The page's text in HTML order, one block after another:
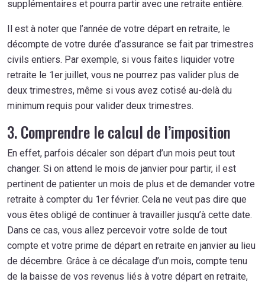
supplémentaires et pourra partir avec une retraite entière.
Il est à noter que l’année de votre départ en retraite, le
décompte de votre durée d’assurance se fait par trimestres
civils entiers. Par exemple, si vous faites liquider votre
retraite le 1er juillet, vous ne pourrez pas valider plus de
deux trimestres, même si vous avez cotisé au-delà du
minimum requis pour valider deux trimestres.
3. Comprendre le calcul de l’imposition
En effet, parfois décaler son départ d’un mois peut tout
changer. Si on attend le mois de janvier pour partir, il est
pertinent de patienter un mois de plus et de demander votre
retraite à compter du 1er février. Cela ne veut pas dire que
vous êtes obligé de continuer à travailler jusqu’à cette date.
Dans ce cas, vous allez percevoir votre solde de tout
compte et votre prime de départ en retraite en janvier au lieu
de décembre. Grâce à ce décalage d’un mois, compte tenu
de la baisse de vos revenus liés à votre départ en retraite,